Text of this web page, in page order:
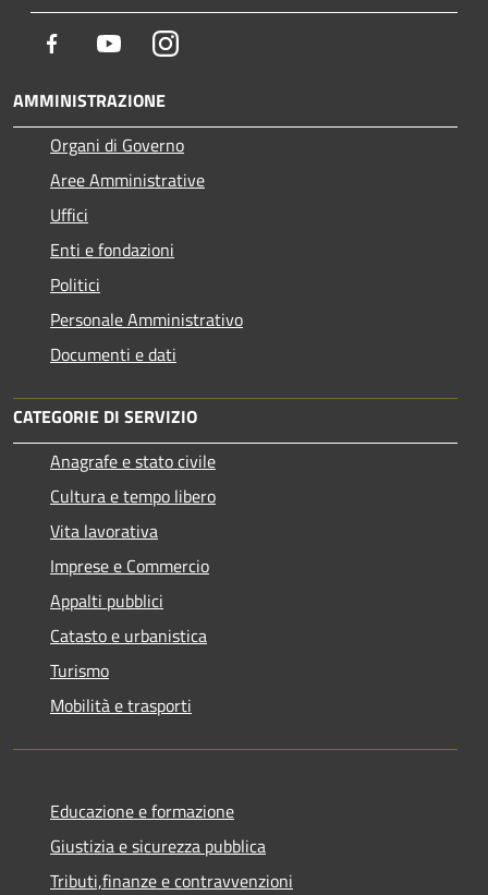
Facebook YoutubeInstagram
AMMINISTRAZIONE
Organi di Governo
Aree Amministrative
Uffici
Enti e fondazioni
Politici
Personale Amministrativo
Documenti e dati
CATEGORIE DI SERVIZIO
Anagrafe e stato civile
Cultura e tempo libero
Vita lavorativa
Imprese e Commercio
Appalti pubblici
Catasto e urbanistica
Turismo
Mobilità e trasporti
Educazione e formazione
Giustizia e sicurezza pubblica
Tributi,finanze e contravvenzioni